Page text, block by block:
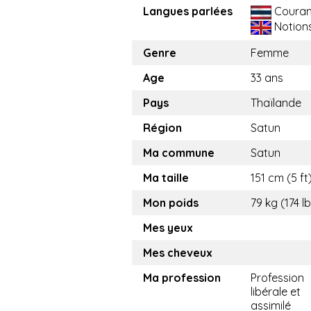
Langues parlées
Genre
Femme
Age
33 ans
Pays
Thaïlande
Région
Satun
Ma commune
Satun
Ma taille
151 cm (5 ft)
Mon poids
79 kg (174
Mes yeux
Mes cheveux
Ma profession
Profession
libérale et
assimilé